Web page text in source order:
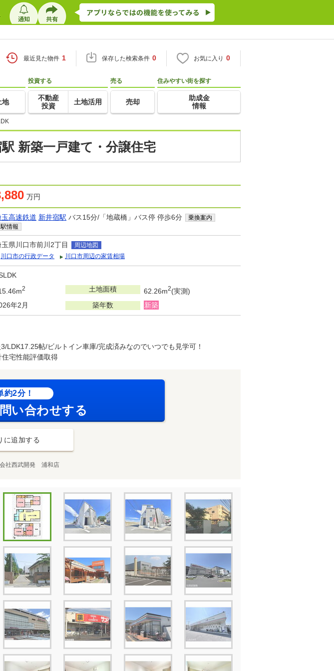
最近見た物件 1 保存した検索条件 0 お気に入り 0
地
投資する
不動産
投資
土地活用
売る
売却
住みやすい街を探す
助成金
情報
新築一戸建て・分譲住宅
万円
玉高速鉄道 新井宿駅 バス15分/「地蔵橋」バス停 停歩6分
乗換案内
駅情報
玉県川口市前川2丁目
周辺地図
川口市の行政データ
川口市周辺の家賃相場
2 土地面積 62.26m2(実測)
年2月 築年数 新築
LDK17.25帖/ビルトイン車庫/完成済みなのでいつでも見学可！
宅性能評価取得
約2分！
い合わせする
に追加する
社西武開発 浦和店